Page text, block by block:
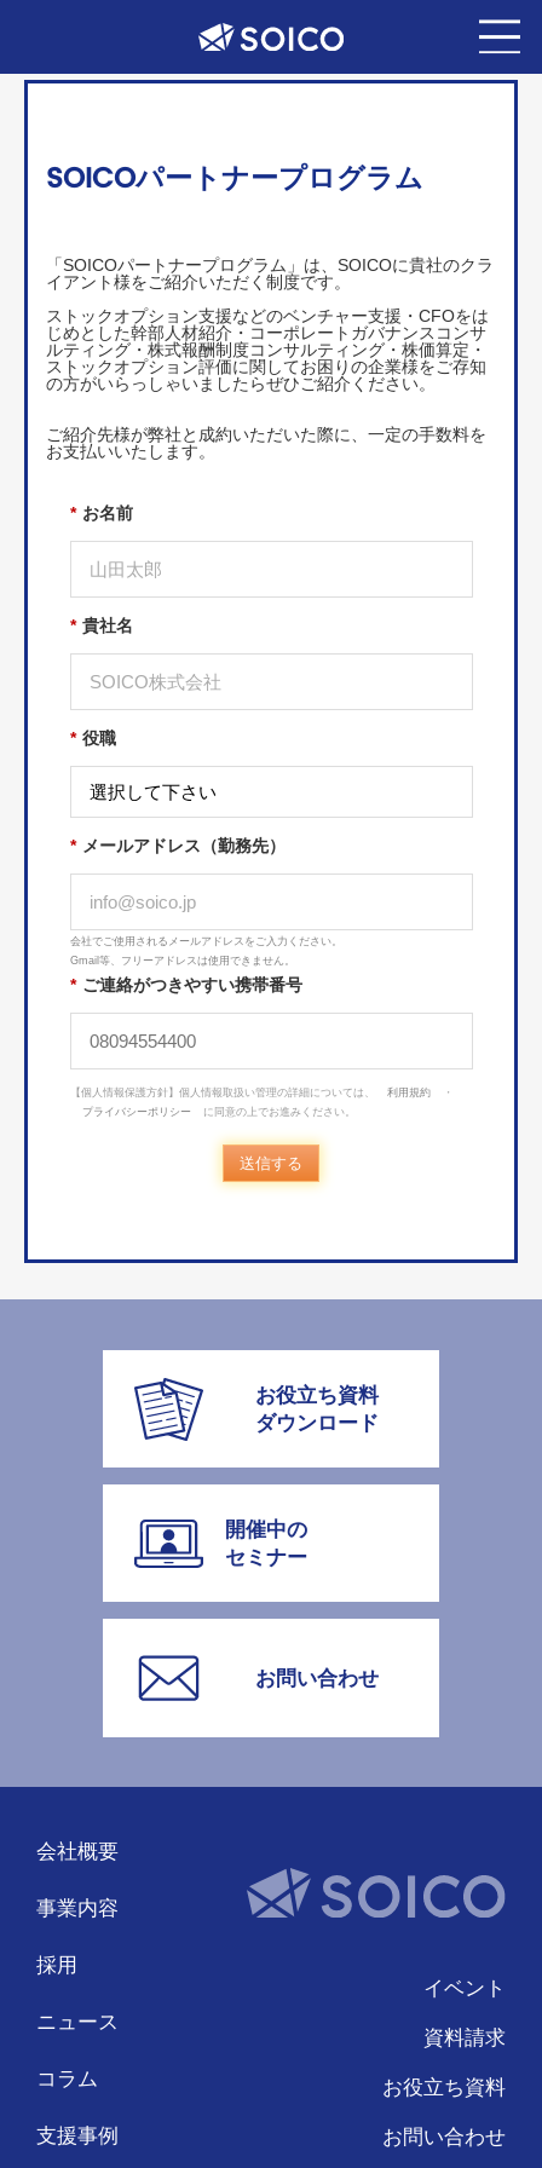
SOICOパートナープログラム
「SOICOパートナープログラム」は、SOICOに貴社のクラ
イアント様をご紹介いただく制度です。
ストックオプション支援などのベンチャー支援・CFOをは
じめとした幹部人材紹介・コーポレートガバナンスコンサ
ルティング・株式報酬制度コンサルティング・株価算定・
ストックオプション評価に関してお困りの企業様をご存知
の方がいらっしゃいましたらぜひご紹介ください。
ご紹介先様が弊社と成約いただいた際に、一定の手数料を
お支払いいたします。
* お名前
* 貴社名
* 役職
* メールアドレス（勤務先）
会社でご使用されるメールアドレスをご入力ください。
Gmail等、フリーアドレスは使用できません。
* ご連絡がつきやすい携帯番号
【個人情報保護方針】個人情報取扱い管理の詳細については、 利用規約
・
プライバシーポリシー
に同意の上でお進みください。
送信する
お役立ち資料
ダウンロード
開催中の
セミナー
お問い合わせ
会社概要
事業内容
採用
ニュース
コラム
支援事例
イベント
資料請求
お役立ち資料
お問い合わせ